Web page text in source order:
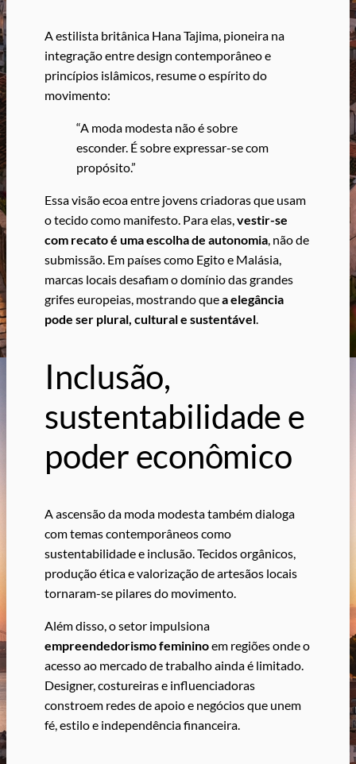
A estilista britânica Hana Tajima, pioneira na
integração entre design contemporâneo e
princípios islâmicos, resume o espírito do
movimento:
“A moda modesta não é sobre
esconder. É sobre expressar-se com
propósito.”
Essa visão ecoa entre jovens criadoras que usam
o tecido como manifesto. Para elas,vestir-se
com recato é uma escolha de autonomia, não de
submissão. Em países como Egito e Malásia,
marcas locais desafiam o domínio das grandes
grifes europeias, mostrando quea elegância
pode ser plural, cultural e sustentável.
Inclusão,
sustentabilidade e
poder econômico
A ascensão da moda modesta também dialoga
com temas contemporâneos como
sustentabilidade e inclusão. Tecidos orgânicos,
produção ética e valorização de artesãos locais
tornaram-se pilares do movimento.
Além disso, o setor impulsiona
empreendedorismo femininoem regiões onde o
acesso ao mercado de trabalho ainda é limitado.
Designer, costureiras e influenciadoras
constroem redes de apoio e negócios que unem
fé, estilo e independência financeira.